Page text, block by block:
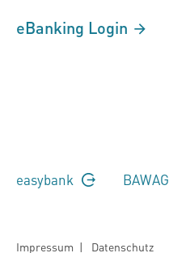
eBanking Login
easybank BAWAG
Impressum | Datenschutz